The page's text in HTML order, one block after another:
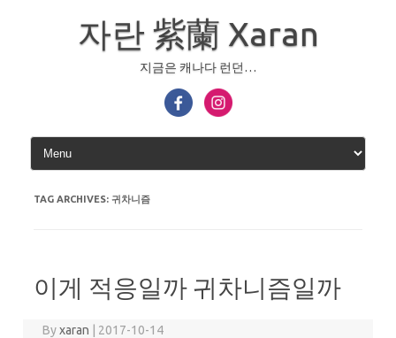
자란 紫蘭 Xaran
지금은 캐나다 런던…
TAG ARCHIVES: 귀차니즘
이게 적응일까 귀차니즘일까
Byxaran 2017-10-14